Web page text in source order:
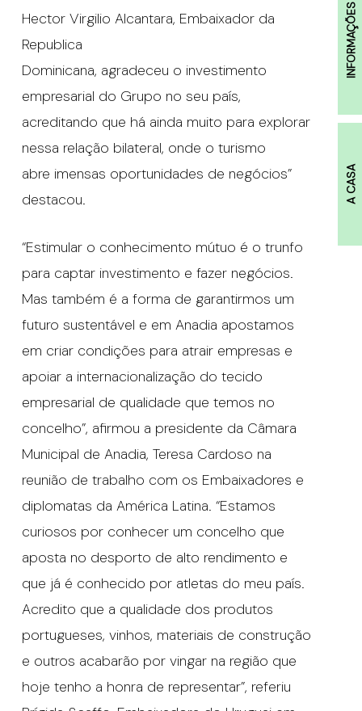
INFORMAÇÕES
A CASA
Hector Virgilio Alcantara, Embaixador da
Republica
Dominicana, agradeceu o investimento
empresarial do Grupo no seu país,
acreditando que há ainda muito para explorar
nessa relação bilateral, onde o turismo
abre imensas oportunidades de negócios”
destacou.
“Estimular o conhecimento mútuo é o trunfo
para captar investimento e fazer negócios.
Mas também é a forma de garantirmos um
futuro sustentável e em Anadia apostamos
em criar condições para atrair empresas e
apoiar a internacionalização do tecido
empresarial de qualidade que temos no
concelho”, afirmou a presidente da Câmara
Municipal de Anadia, Teresa Cardoso na
reunião de trabalho com os Embaixadores e
diplomatas da América Latina. “Estamos
curiosos por conhecer um concelho que
aposta no desporto de alto rendimento e
que já é conhecido por atletas do meu país.
Acredito que a qualidade dos produtos
portugueses, vinhos, materiais de construção
e outros acabarão por vingar na região que
hoje tenho a honra de representar”, referiu